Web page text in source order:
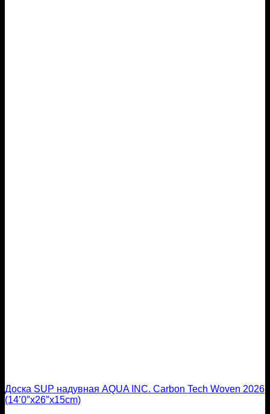
Доска SUP надувная AQUA INC. Carbon Tech Woven 2026
(14’0″x26″х15cm)